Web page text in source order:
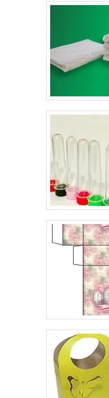
séria, que já esteja